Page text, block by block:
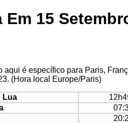
15
aqui é específico para Paris,
(Hora local Europe/Paris)
Lua